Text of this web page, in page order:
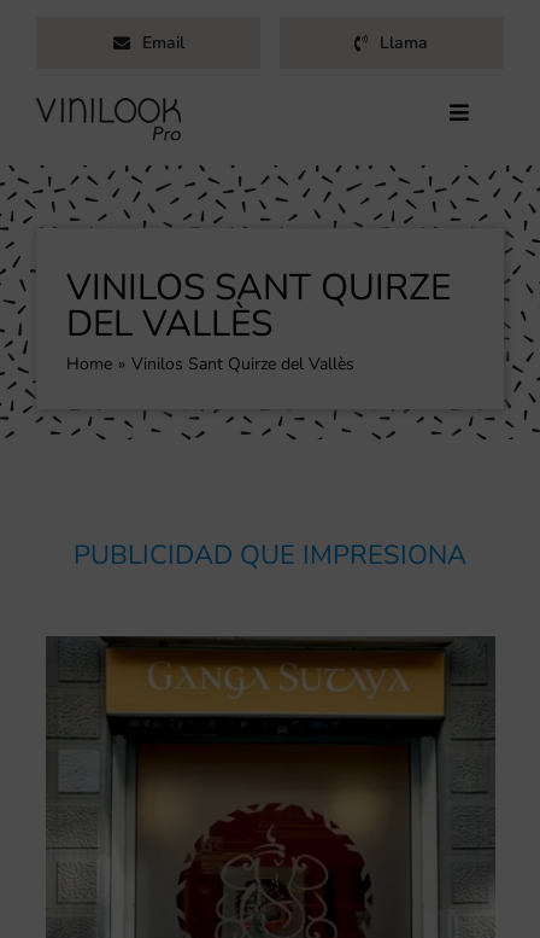
contenido
Email Llama
Toggle
Inicio
Servicios
Productos
Trabajos
Blog
Contacto
VINILOS SANT QUIRZE
DEL VALLÈS
Home Vinilos Sant Quirze del Vallès
PUBLICIDAD QUE IMPRESIONA